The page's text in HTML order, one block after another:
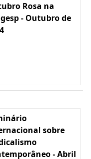
Rosa na
- Outubro de
sobre
- Abril